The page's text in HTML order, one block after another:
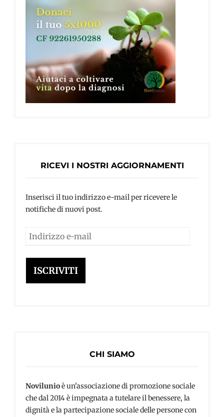
RICEVI I NOSTRI AGGIORNAMENTI
Inserisci il tuo indirizzo e-mail per ricevere le
notifiche di nuovi post.
Indirizzo
mail
ISCRIVITI
CHI SIAMO
Novilunioè un'associazione di promozione sociale
che dal 2014 è impegnata a tutelare il benessere, la
dignità e la partecipazione sociale delle persone con